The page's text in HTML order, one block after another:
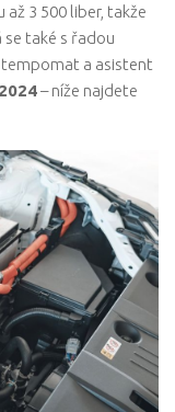
3 500 liber, takže
také s řadou
tempomat a asistent
– níže najdete